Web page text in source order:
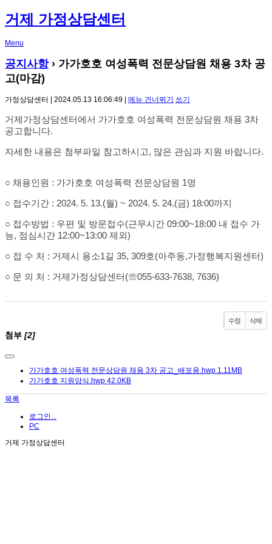
거제 가정상담센터
Menu
공지사항› 가가호호 여성폭력 전문상담원 채용 3차 공
고(마감)
가정상담센터 | 2024.05.13 16:06:49 | 메뉴 건너뛰기 쓰기
거제가정상담센터에서 가가호호 여성폭력 전문상담원 채용 3차
공고합니다.
자세한 내용은 첨부파일 참고하시고, 많은 관심과 지원 바랍니다.
○ 채용인원 : 가가호호 여성폭력 전문상담원 1명
○ 접수기간 : 2024. 5. 13.(월) ~ 2024. 5. 24.(금) 18:00까지
○ 접수방법 : 우편 및 방문접수(근무시간 09:00~18:00 내 접수 가
능, 점심시간 12:00~13:00 제외)
○ 접 수 처 : 거제시 용소1길 35, 309호(아주동,가정행복지원센터)
○ 문 의 처 : 거제가정상담센터(☏055-633-7638, 7636)
수정 삭제
첨부 [2]
가가호호 여성폭력 전문상담원 채용 3차 공고_배포용.hwp 1.11MB
가가호호 지원양식.hwp 42.0KB
목록
로그인...
PC
거제 가정상담센터